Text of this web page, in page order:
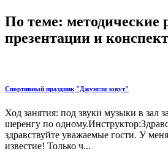
По теме: методические
презентации и
Спортивный праздник "Джунгли зовут"
Ход занятия: под звуки музыки в зал
шеренгу по
здравствуйте уважаемые гости. У
известие! Только ч...